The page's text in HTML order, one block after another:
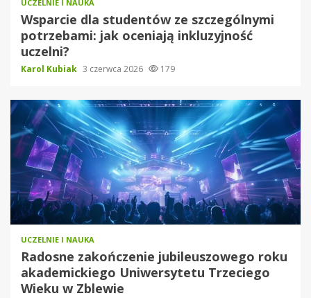
UCZELNIE I NAUKA
Wsparcie dla studentów ze szczególnymi
potrzebami: jak oceniają inkluzyjność
uczelni?
Karol Kubiak 3 czerwca 2026 179
UCZELNIE I NAUKA
Radosne zakończenie jubileuszowego roku
akademickiego Uniwersytetu Trzeciego
Wieku w Zblewie